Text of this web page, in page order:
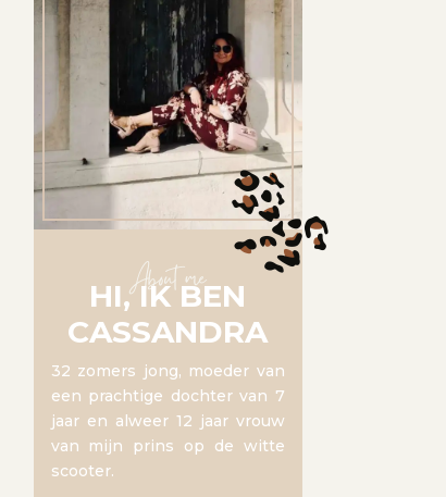
About me
HI, IK BEN
CASSANDRA
32 zomers jong, moeder van
een prachtige dochter van 7
jaar en alweer 12 jaar vrouw
van mijn prins op de witte
scooter.